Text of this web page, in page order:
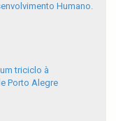
Humano.
triciclo à
Porto Alegre